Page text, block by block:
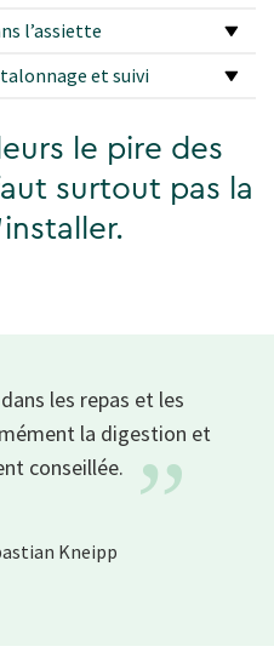
l’assiette
et suivi
le pire des
surtout pas la
les repas et les
la digestion et
conseillée. ”
Kneipp